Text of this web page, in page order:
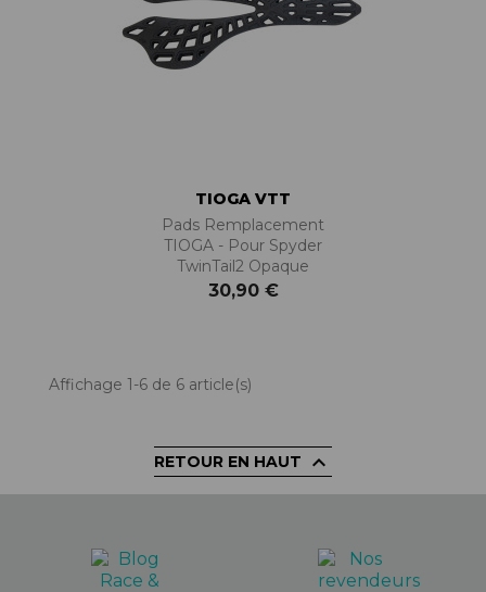
TIOGA VTT
Pads Remplacement
TIOGA - Pour Spyder
TwinTail2 Opaque
30,90 €
Affichage 1-6 de 6 article(s)
RETOUR EN HAUT 